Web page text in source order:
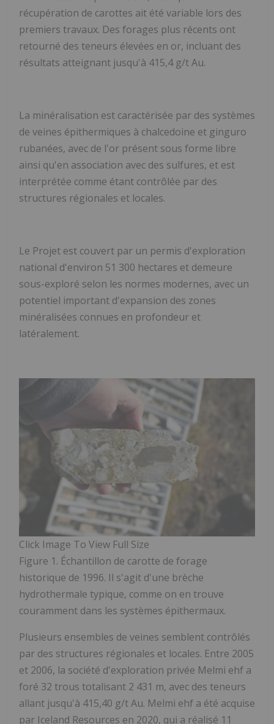
récupération de carottes ait été variable lors des
premiers travaux. Des forages plus récents ont
retourné des teneurs élevées en or, incluant des
résultats atteignant jusqu'à 415,4 g/t Au.
La minéralisation est caractérisée par des systèmes
de veines épithermiques à chalcedoine et ginguro
rubanées, avec de l'or présent sous forme libre
ainsi qu'en association avec des sulfures, et est
interprétée comme étant contrôlée par des
structures régionales et locales.
Le Projet est couvert par un permis d'exploration
national d'environ 51 300 hectares et demeure
sous-exploré selon les normes modernes, avec un
potentiel important d'expansion des zones
minéralisées connues en profondeur et
latéralement.
Click Image To View Full Size
Figure 1. Échantillon de carotte de forage
historique de 1996. Il s'agit d'une brèche
hydrothermale typique, comme on en trouve
couramment dans les systèmes épithermaux.
Plusieurs ensembles de veines semblent contrôlés
par des structures régionales et locales. Entre 2005
et 2006, la société d'exploration privée Melmi ehf a
foré 32 trous totalisant 2 431 m, avec des teneurs
allant jusqu'à 415,40 g/t Au. Melmi ehf a été acquise
par Iceland Resources en 2020, qui a réalisé 11